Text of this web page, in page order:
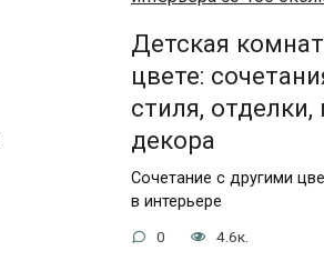
Детская
цвете:
стиля,
декора
Сочетание с другими
в интерьере
0 4.6к.